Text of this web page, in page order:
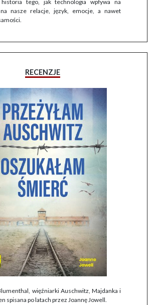
historia tego, jak technologia wpływa na
nasze relacje, język, emocje, a nawet
RECENZJE
więźniarki Auschwitz, Majdanka i
spisana po latach przez Joannę Jowell.